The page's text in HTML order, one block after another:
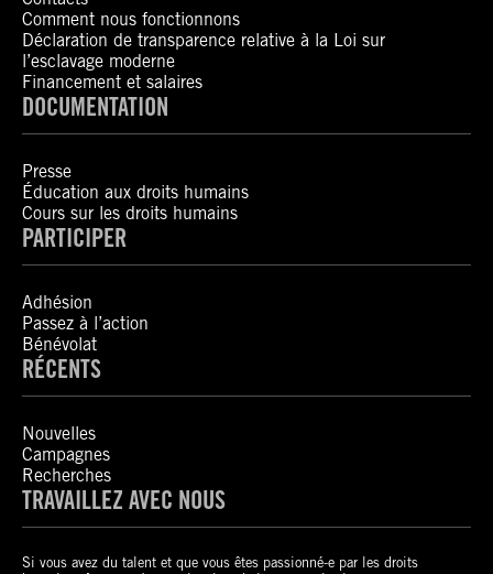
Comment nous fonctionnons
Déclaration de transparence relative à la Loi sur
l’esclavage moderne
Financement et salaires
DOCUMENTATION
Presse
Éducation aux droits humains
Cours sur les droits humains
PARTICIPER
Adhésion
Passez à l’action
Bénévolat
RÉCENTS
Nouvelles
Campagnes
Recherches
TRAVAILLEZ AVEC NOUS
Si vous avez du talent et que vous êtes passionné-e par les droits